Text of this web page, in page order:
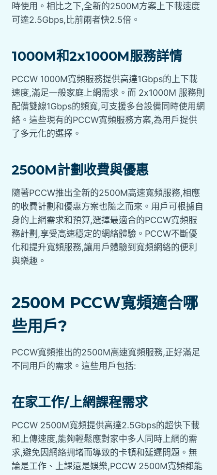
時使用。相比之下,全新的2500M方案上下載速度
可達2.5Gbps,比前兩者快2.5倍。
1000M和2x1000M服務詳情
PCCW 1000M寬頻服務提供高達1Gbps的上下載
速度,滿足一般家庭上網需求。而 2x1000M 服務則
配備雙線1Gbps的頻寬,可支援多台設備同時使用網
絡。這些現有的PCCW寬頻服務方案,為用戶提供
了多元化的選擇。
2500M計劃收費與優惠
隨著PCCW推出全新的2500M高速寬頻服務,相應
的收費計劃和優惠方案也隨之而來。用戶可根據自
身的上網需求和預算,選擇最適合的PCCW寬頻服
務計劃,享受高速穩定的網絡體驗。PCCW不斷優
化和提升寬頻服務,讓用戶體驗到寬頻網絡的便利
與樂趣。
2500M PCCW寬頻適合哪
些用戶?
PCCW寬頻推出的2500M高速寬頻服務,正好滿足
不同用戶的需求。這些用戶包括:
在家工作/上網課程需求
PCCW 2500M寬頻提供高達2.5Gbps的超快下載
和上傳速度,能夠輕鬆應對家中多人同時上網的需
求,避免因網絡拥堵而導致的卡頓和延遲問題。無
論是工作、上課還是娛樂,PCCW 2500M寬頻都能